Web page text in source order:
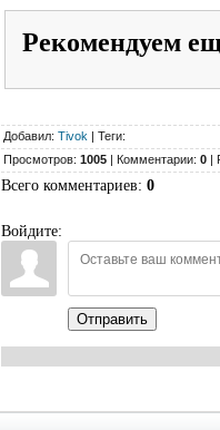
Рекомендуем
Добавил: Tivok | Теги:
Просмотров: 1005 | Комментарии: 0 |
Всего комментариев: 0
Войдите:
Отправить